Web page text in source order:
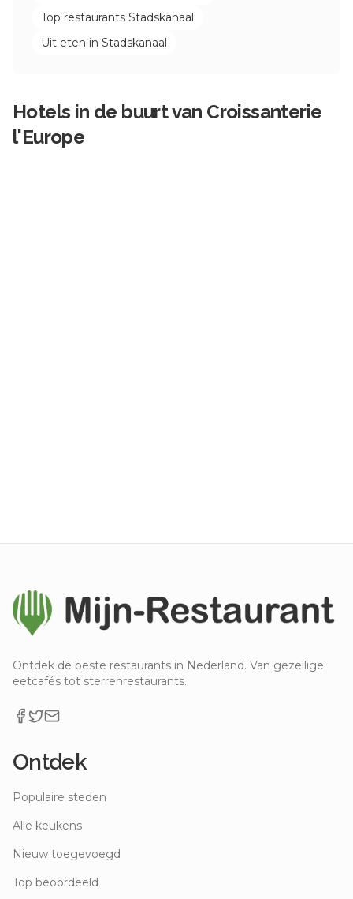
Top restaurants Stadskanaal
Uit eten in Stadskanaal
Hotels in de buurt van Croissanterie
l'Europe
Ontdek de beste restaurants in Nederland. Van gezellige
eetcafés tot sterrenrestaurants.
Ontdek
Populaire steden
Alle keukens
Nieuw toegevoegd
Top beoordeeld